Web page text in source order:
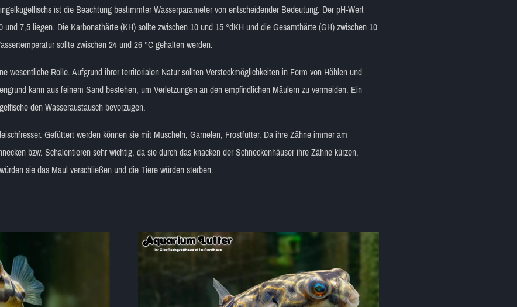
ist die Beachtung bestimmter Wasserparameter von entscheidender Bedeutung. Der pH-Wert
7,5 liegen. Die Karbonathärte (KH) sollte zwischen 10 und 15 °dKH und die Gesamthärte (GH) zwischen 10
sollte zwischen 24 und 26 °C gehalten werden.
wesentliche Rolle. Aufgrund ihrer territorialen Natur sollten Versteckmöglichkeiten in Form von Höhlen und
kann aus feinem Sand bestehen, um Verletzungen an den empfindlichen Mäulern zu vermeiden. Ein
den Wasseraustausch bevorzugen.
Gefüttert werden können sie mit Muscheln, Garnelen, Frostfutter. Da ihre Zähne immer am
bzw. Schalentieren sehr wichtig, da sie durch das knacken der Schneckenhäuser ihre Zähne kürzen.
sie das Maul verschließen und die Tiere würden sterben.